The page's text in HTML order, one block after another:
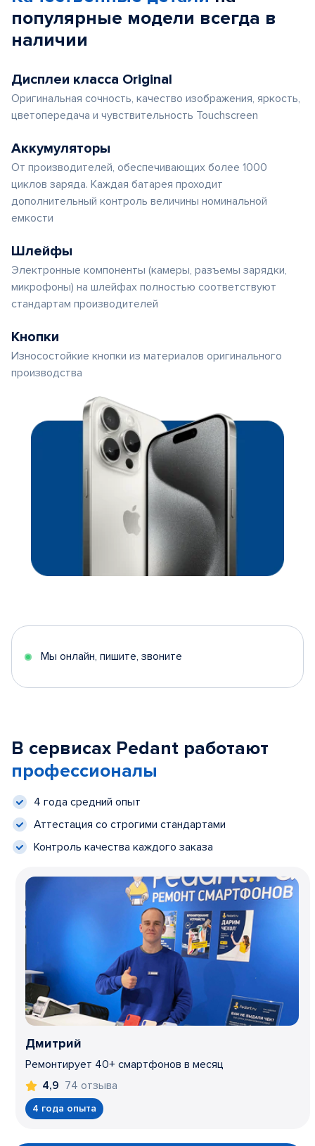
популярные модели всегда в
наличии
Дисплеи класса Original
Оригинальная сочность, качество изображения, яркость,
цветопередача и чувствительность Touchscreen
Аккумуляторы
От производителей, обеспечивающих более 1000
циклов заряда. Каждая батарея проходит
дополнительный контроль величины номинальной
емкости
Шлейфы
Электронные компоненты (камеры, разъемы зарядки,
микрофоны) на шлейфах полностью соответствуют
стандартам производителей
Кнопки
Износостойкие кнопки из материалов оригинального
производства
Мы онлайн, пишите, звоните
В сервисах Pedant работают
профессионалы
4 года средний опыт
Аттестация со строгими стандартами
Контроль качества каждого заказа
Дмитрий
Ремонтирует 40+ смартфонов в месяц
4,9 74 отзыва
4 года опыта